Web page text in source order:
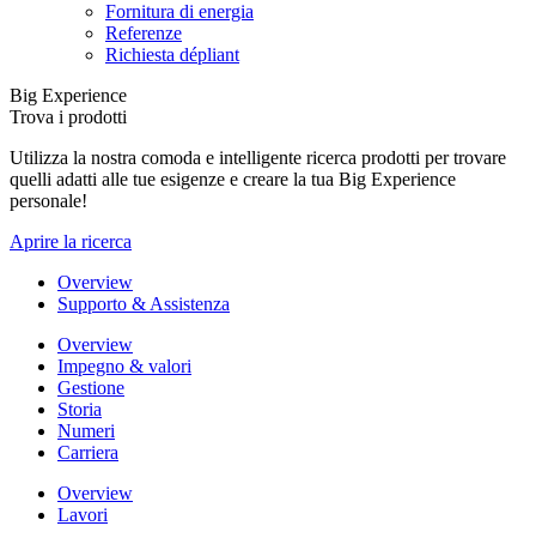
Fornitura di energia
Referenze
Richiesta dépliant
Big Experience
Trova i prodotti
Utilizza la nostra comoda e intelligente ricerca prodotti per trovare
quelli adatti alle tue esigenze e creare la tua Big Experience
personale!
Aprire la ricerca
Overview
Supporto & Assistenza
Overview
Impegno & valori
Gestione
Storia
Numeri
Carriera
Overview
Lavori